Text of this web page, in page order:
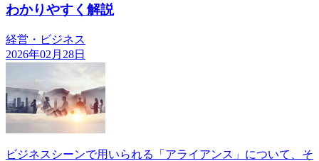
わかりやすく解説
経営・ビジネス
2026年02月28日
ビジネスシーンで用いられる「アライアンス」について、そ